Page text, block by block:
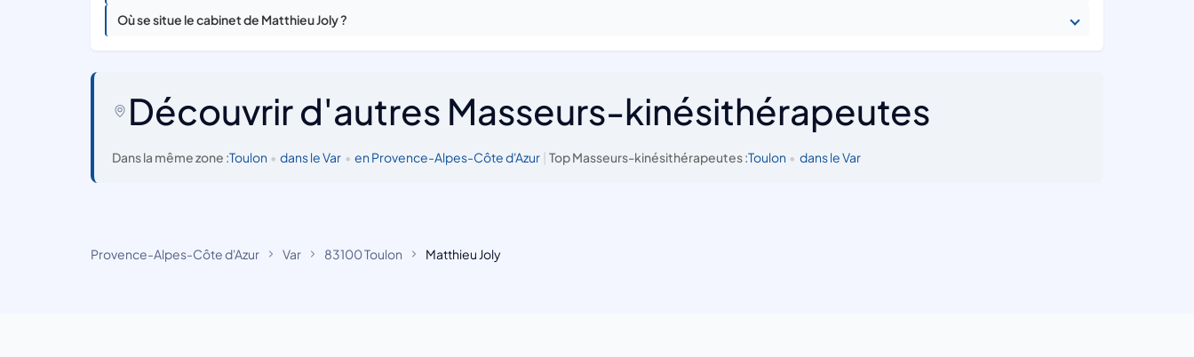
Où se situe le cabinet de Matthieu Joly ?
Découvrir d'autres Masseurs-kinésithérapeutes
Dans la même zone :Toulon • dans le Var • en Provence-Alpes-Côte d'Azur | Top Masseurs-kinésithérapeutes :Toulon • dans le Var
Provence-Alpes-Côte d'Azur Var 83100 Toulon Matthieu Joly